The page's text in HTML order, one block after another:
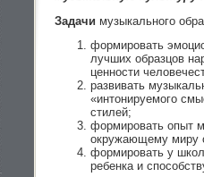
Задачи музыкального
формировать
лучших образцов
ценности
развивать
«интонируемого
стилей;
формировать опыт
окружающему миру
формировать у
ребенка и